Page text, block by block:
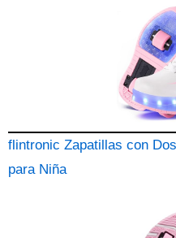
flintronic Zapatillas con
para Niña